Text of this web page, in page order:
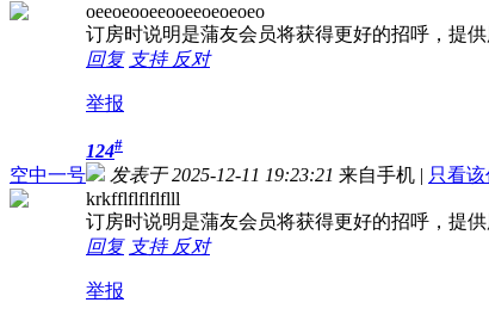
oeeoeooeeooeeoeoeoeo
订房时说明是蒲友会员将获得更好的招呼，提
回复 支持 反对
举报
空中一号
124#
发表于 2025-12-11 19:23:21 来自手机 | 只看
krkfflflflflflll
订房时说明是蒲友会员将获得更好的招呼，提
回复 支持 反对
举报